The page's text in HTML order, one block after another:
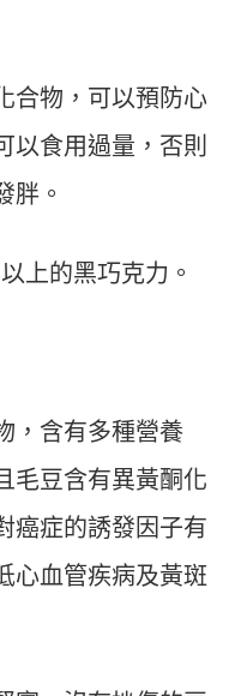
合物，可以預防心
以食用過量，否則
胖。
上的黑巧克力。
，含有多種營養
毛豆含有異黃酮化
癌症的誘發因子有
心血管疾病及黃斑